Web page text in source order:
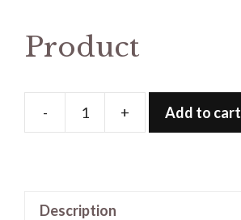
Product
-
Product
+ Add to cart
Description